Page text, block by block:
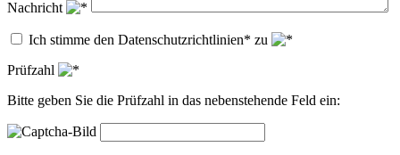
Nachricht
Ich stimme den Datenschutzrichtlinien* zu
Prüfzahl
Bitte geben Sie die Prüfzahl in das nebenstehende Feld ein: